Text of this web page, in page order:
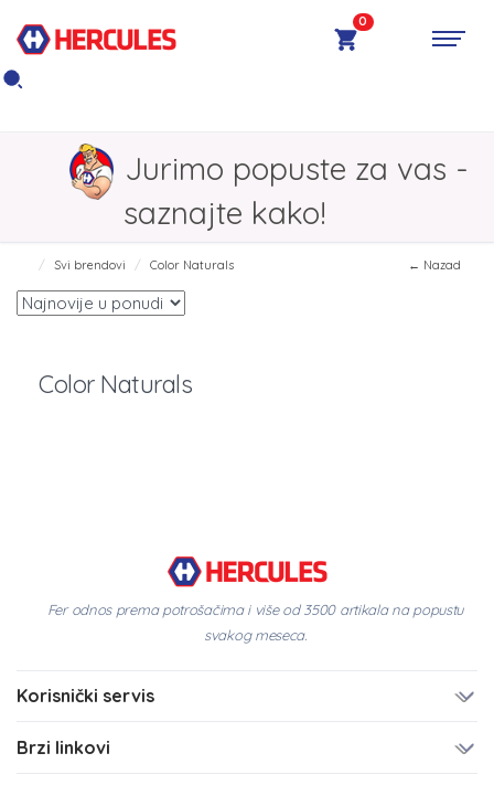
0
Jurimo popuste za vas -
saznajte kako!
Svi brendovi Color Naturals ← Nazad
Color Naturals
Fer odnos prema potrošačima i više od 3500 artikala na popustu
svakog meseca.
Korisnički servis
Brzi linkovi